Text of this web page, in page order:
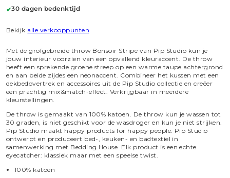
Groen
-
✔30 dagen bedenktijd
Bekijk alle verkooppunten
Met de grofgebreide throw Bonsoir Stripe van Pip Studio kun je
jouw interieur voorzien van een opvallend kleuraccent. De throw
heeft een sprekende groene streep op een warme taupe achtergrond
en aan beide zijdes een neonaccent. Combineer het kussen met een
dekbedovertrek en accessoires uit de Pip Studio collectie en creëer
een prachtig mix&match-effect. Verkrijgbaar in meerdere
kleurstellingen.
De throw is gemaakt van 100% katoen. De throw kun je wassen tot
30 graden, is niet geschikt voor de wasdroger en kun je niet strijken.
Pip Studio maakt happy products for happy people. Pip Studio
ontwerpt en produceert bed-, keuken- en badtextiel in
samenwerking met Bedding House. Elk product is een echte
eyecatcher: klassiek maar met een speelse twist.
100% katoen